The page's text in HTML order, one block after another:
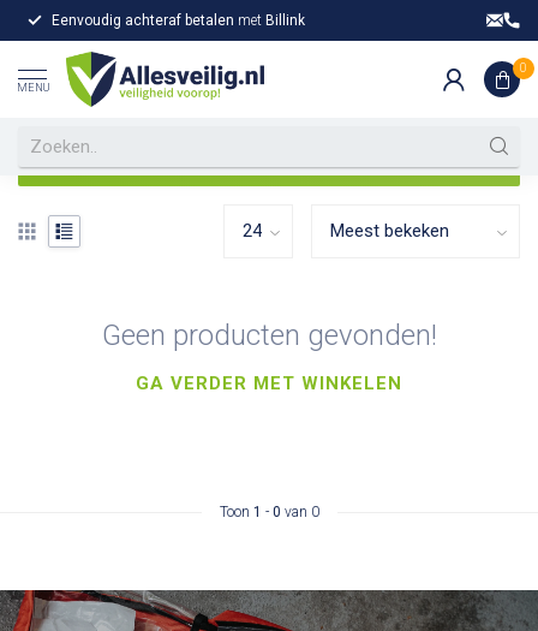
Eenvoudig achteraf betalen met Billink
MENU
0
Home / Merken / Flameline
Flameline
Geen producten gevonden!
GA VERDER MET WINKELEN
Toon 1 - 0 van 0